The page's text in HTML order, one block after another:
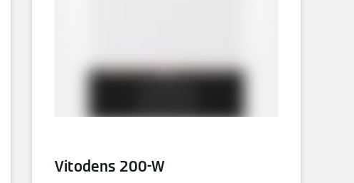
Vitodens 200-W